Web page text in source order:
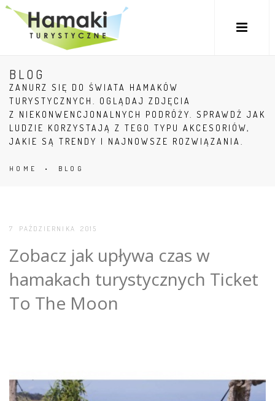
BLOG
ZANURZ SIĘ DO ŚWIATA HAMAKÓW
TURYSTYCZNYCH. OGLĄDAJ ZDJĘCIA
Z NIEKONWENCJONALNYCH PODRÓŻY. SPRAWDŹ JAK
LUDZIE KORZYSTAJĄ Z TEGO TYPU AKCESORIÓW,
JAKIE SĄ TRENDY I NAJNOWSZE ROZWIĄZANIA.
HOME • BLOG
7 PAŹDZIERNIKA 2015
Zobacz jak upływa czas w
hamakach turystycznych Ticket
To The Moon